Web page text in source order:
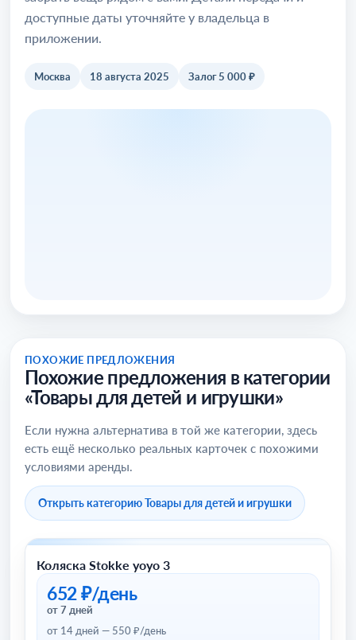
доступные даты уточняйте у владельца в
приложении.
Москва 18 августа 2025 Залог 5 000 ₽
ПОХОЖИЕ ПРЕДЛОЖЕНИЯ
Похожие предложения в категории
«Товары для детей и игрушки»
Если нужна альтернатива в той же категории, здесь
есть ещё несколько реальных карточек с похожими
условиями аренды.
Открыть категорию Товары для детей и игрушки
Товары для детей и игрушки
Коляска Stokke yoyo 3
652 ₽/день
от 7 дней
от 14 дней — 550 ₽/день